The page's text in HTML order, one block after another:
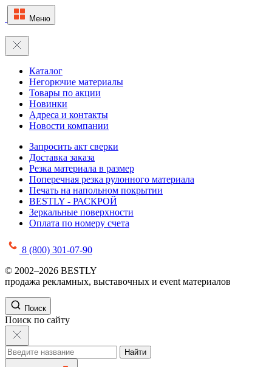
Меню
Каталог
Негорючие материалы
Товары по акции
Новинки
Адреса и контакты
Новости компании
Запросить акт сверки
Доставка заказа
Резка материала в размер
Поперечная резка рулонного материала
Печать на напольном покрытии
BESTLY - РАСКРОЙ
Зеркальные поверхности
Оплата по номеру счета
8 (800) 301-07-90
© 2002–2026 BESTLY
продажа рекламных, выставочных и event материалов
Поиск
Поиск по сайту
Найти